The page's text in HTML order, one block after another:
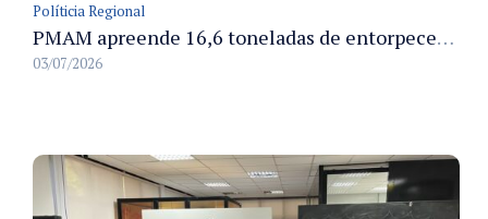
Políticia Regional
PMAM apreende 16,6 toneladas de entorpecentes e registra aumento nas prisões em flagrante e nas capturas de foragidos no primeiro semestre de 2026
03/07/2026